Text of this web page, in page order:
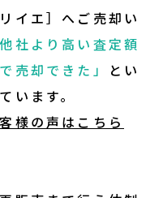
イエ］へご売却い
他社より高い査定額
売却できた」
とい
います。
様の声はこちら